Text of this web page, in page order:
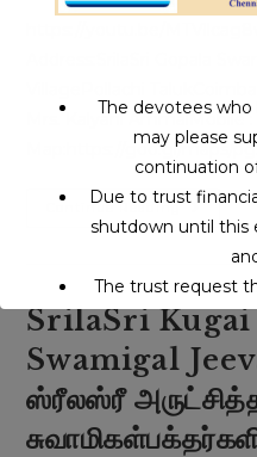
Mrs. Kalyani AmmalMobile
Map:https://goo.gl/maps/
Continue ReadingGopala
Siddhar
போல
மனதில்
உள்ளதை
ஊடுருவி
பார்த்து
சொல்லும்
சிஞ்சிவாடி
சித்தர்
SrilaSri
Swamigal
ஸ்ரீலஸ்ரீ
The devotees
may please
continuation
Due to trust
shutdown until this
The trust request
service may
This will